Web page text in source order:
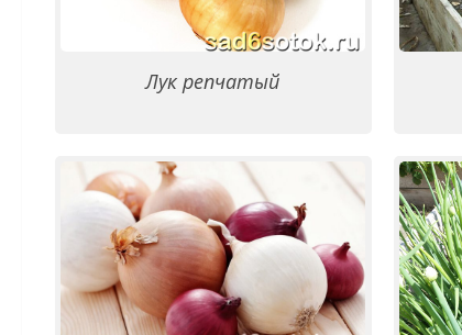
Лук репчатый